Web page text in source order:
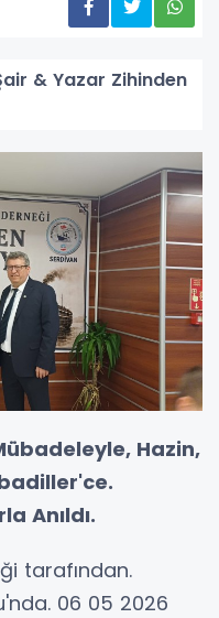
& Yazar Zihinden
Hazin,
Anıldı.
tarafından.
06 05 2026